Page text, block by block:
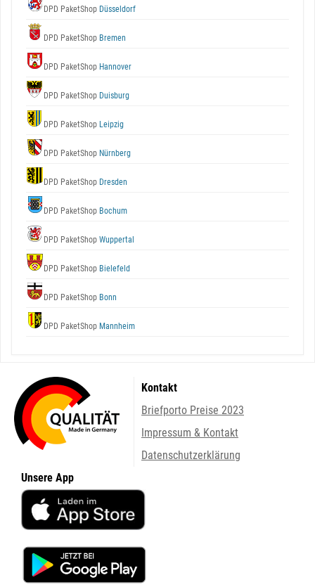
DPD PaketShop Düsseldorf
DPD PaketShop Bremen
DPD PaketShop Hannover
DPD PaketShop Duisburg
DPD PaketShop Leipzig
DPD PaketShop Nürnberg
DPD PaketShop Dresden
DPD PaketShop Bochum
DPD PaketShop Wuppertal
DPD PaketShop Bielefeld
DPD PaketShop Bonn
DPD PaketShop Mannheim
Kontakt
Briefporto Preise 2023
Impressum & Kontakt
Datenschutzerklärung
Unsere App